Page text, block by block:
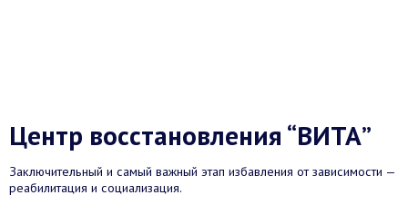
Центр восстановления “ВИТА”
Заключительный и самый важный этап избавления от зависимости —
реабилитация и социализация.